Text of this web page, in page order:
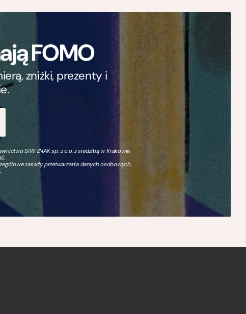
FOMO
zniżki, prezenty i
SIW ZNAK sp. z o.o. z siedzibą w Krakowie.
zasady przetwarzania danych osobowych,
.